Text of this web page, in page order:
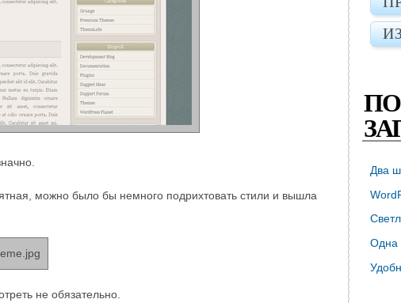
можно было бы немного подрихтовать стили и вышла
не обязательно.
Два
Одна